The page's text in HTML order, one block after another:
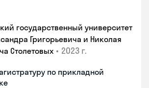
государственный университет
Григорьевича и Николая
Столетовых • 2023 г.
по прикладной